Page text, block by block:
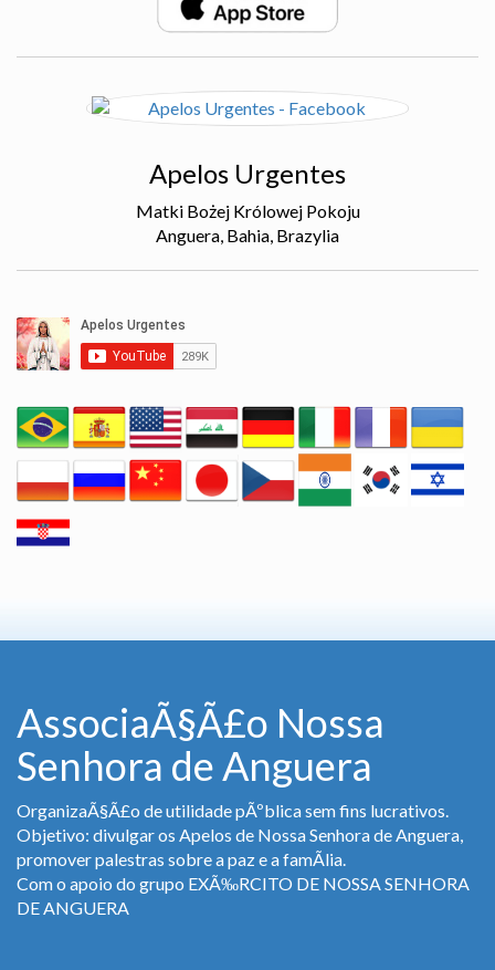
Apelos Urgentes
Matki Bożej Królowej Pokoju
Anguera, Bahia, Brazylia
AssociaÃ§Ã£o Nossa
Senhora de Anguera
OrganizaÃ§Ã£o de utilidade pÃºblica sem fins lucrativos.
Objetivo: divulgar os Apelos de Nossa Senhora de Anguera,
promover palestras sobre a paz e a famÃ­lia.
Com o apoio do grupo EXÃ‰RCITO DE NOSSA SENHORA
DE ANGUERA